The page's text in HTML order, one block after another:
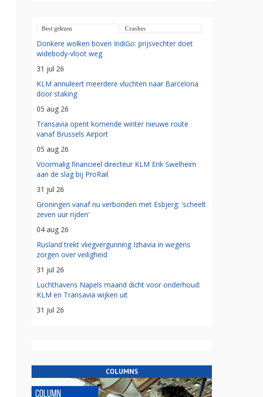
Best gelezen Crashes
Donkere wolken boven IndiGo: prijsvechter doet
widebody-vloot weg
31 jul 26
KLM annuleert meerdere vluchten naar Barcelona
door staking
05 aug 26
Transavia opent komende winter nieuwe route
vanaf Brussels Airport
05 aug 26
Voormalig financieel directeur KLM Erik Swelheim
aan de slag bij ProRail
31 jul 26
Groningen vanaf nu verbonden met Esbjerg: 'scheelt
zeven uur rijden'
04 aug 26
Rusland trekt vliegvergunning Izhavia in wegens
zorgen over veiligheid
31 jul 26
Luchthavens Napels maand dicht voor onderhoud:
KLM en Transavia wijken uit
31 jul 26
COLUMNS